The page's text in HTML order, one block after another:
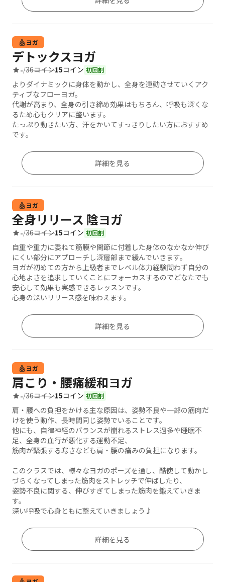
ヨガ
デトックスヨガ
-/36コイン15コイン 初回割
よりダイナミックに身体を動かし、全身を連動させていくアク
ティブなフローヨガ。
代謝が高まり、全身の引き締め効果はもちろん、呼吸も深くな
るため心もクリアに整います。
たっぷり動きたい方、汗をかいてすっきりしたい方におすすめ
です。
詳細を見る
ヨガ
全身リリース 陰ヨガ
-/36コイン15コイン 初回割
自重や重力に委ねて筋膜や関節に付着した身体のなかなか伸び
にくい部分にアプローチし深層部まで緩んでいきます。
ヨガが初めての方から上級者までレベル体力経験問わず自分の
心地よさを追求していくことにフォーカスするのでどなたでも
安心して効果も実感できるレッスンです。
心身の深いリリース感を味わえます。
詳細を見る
ヨガ
肩こり・腰痛緩和ヨガ
-/36コイン15コイン 初回割
肩・腰への負担をかける主な原因は、姿勢不良や一部の筋肉だ
けを使う動作、長時間同じ姿勢でいることです。
他にも、自律神経のバランスが崩れるストレス過多や睡眠不
足、全身の血行が悪化する運動不足、
筋肉が緊張する寒さなども肩・腰の痛みの負担になります。
このクラスでは、様々なヨガのポーズを通し、酷使して動かし
づらくなってしまった筋肉をストレッチで伸ばしたり、
姿勢不良に関する、伸びすぎてしまった筋肉を鍛えていきま
す。
深い呼吸で心身ともに整えていきましょう♪
詳細を見る